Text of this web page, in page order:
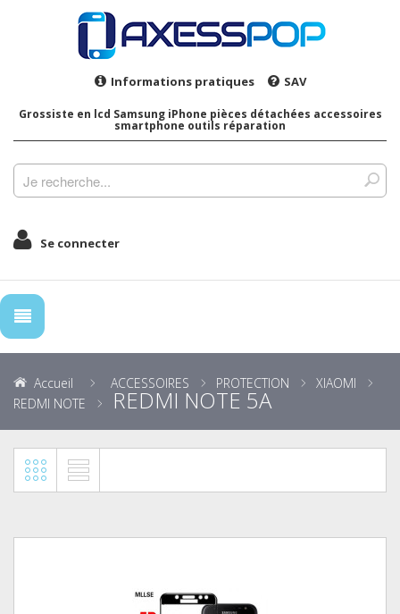
Informations pratiques SAV
Grossiste en lcd Samsung iPhone pièces détachées accessoires
smartphone outils réparation
Se connecter
Accueil ACCESSOIRES PROTECTION
XIAOMI
REDMI NOTE
REDMI NOTE 5A